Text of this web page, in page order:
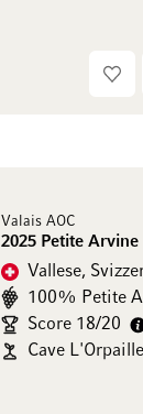
Valais AOC
2025 Petite Arvine
Vallese,
100% Petite
Score 18/20